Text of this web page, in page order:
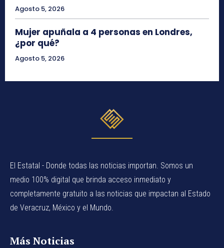
Agosto 5, 2026
Mujer apuñala a 4 personas en Londres,
¿por qué?
Agosto 5, 2026
El Estatal - Donde todas las noticias importan. Somos un
medio 100% digital que brinda acceso inmediato y
completamente gratuito a las noticias que impactan al Estado
de Veracruz, México y el Mundo.
Más Noticias